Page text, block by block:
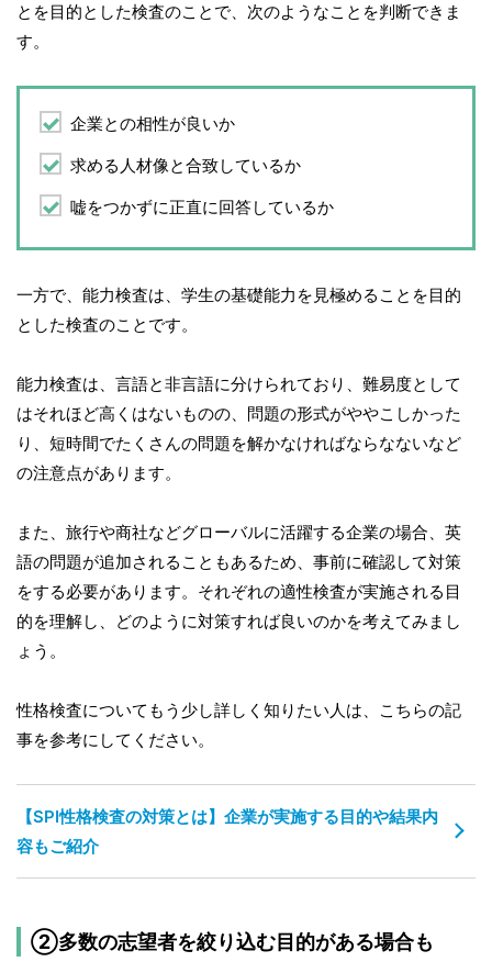
とを目的とした検査のことで、次のようなことを判断できま
す。
企業との相性が良いか
求める人材像と合致しているか
嘘をつかずに正直に回答しているか
一方で、能力検査は、学生の基礎能力を見極めることを目的
とした検査のことです。
能力検査は、言語と非言語に分けられており、難易度として
はそれほど高くはないものの、問題の形式がややこしかった
り、短時間でたくさんの問題を解かなければならなないなど
の注意点があります。
また、旅行や商社などグローバルに活躍する企業の場合、英
語の問題が追加されることもあるため、事前に確認して対策
をする必要があります。それぞれの適性検査が実施される目
的を理解し、どのように対策すれば良いのかを考えてみまし
ょう。
性格検査についてもう少し詳しく知りたい人は、こちらの記
事を参考にしてください。
【SPI性格検査の対策とは】企業が実施する目的や結果内
容もご紹介
②多数の志望者を絞り込む目的がある場合も